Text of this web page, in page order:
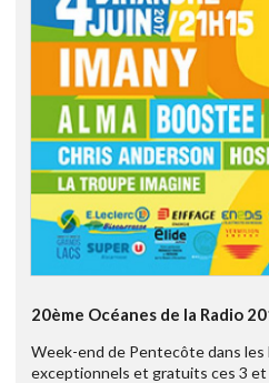
20ème Océanes de la Radio
Week-end de Pentecôte dans les
exceptionnels et gratuits ces 3 et